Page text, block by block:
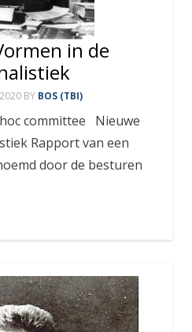
in de
BY BOS (TBI)
committee Nieuwe
Rapport van een
door de besturen